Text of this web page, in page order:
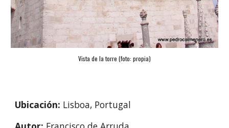
Vista de la torre (foto: propia)
Ubicación: Lisboa, Portugal